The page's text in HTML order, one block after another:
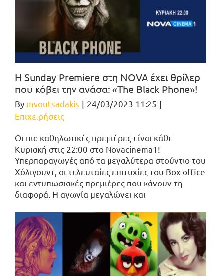
Η Sunday Premiere στη NOVA έχει θρίλερ
που κόβει την ανάσα: «The Black Phone​»!
By mvoutsadakis | 24/03/2023 11:25 |
Επιχειρήσεις
Οι πιο καθηλωτικές πρεμιέρες είναι κάθε
Κυριακή στις 22:00 στο Novacinema1!
Υπερπαραγωγές από τα μεγαλύτερα στούντιο του
Χόλιγουντ, οι τελευταίες επιτυχίες του Box office
και εντυπωσιακές πρεμιέρες που κάνουν τη
διαφορά. H αγωνία μεγαλώνει και